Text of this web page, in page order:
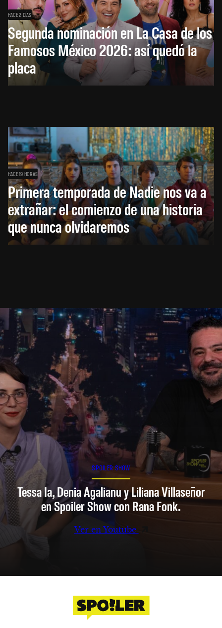
HACE 2 DÍAS
Segunda nominación en La Casa de los
Famosos México 2026: así quedó la
placa
HACE 19 HORAS
Primera temporada de Nadie nos va a
extrañar: el comienzo de una historia
que nunca olvidaremos
SPOILER SHOW
Tessa Ia, Denia Agalianu y Liliana Villaseñor
en Spoiler Show con Rana Fonk.
Ver en Youtube